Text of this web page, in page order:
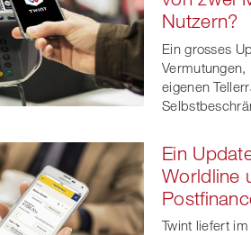
twitt
er
Nutzern?
Ein grosses
eigenen
Ein
Worldline
Twint liefert